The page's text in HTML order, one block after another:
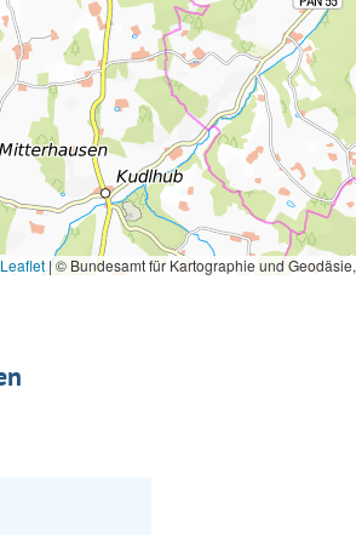
|© Bundesamt für Kartographie und Geodäsie,